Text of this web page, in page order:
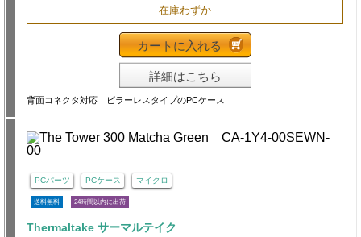
在庫わずか
カートに入れる
詳細はこちら
背面コネクタ対応 ピラーレスタイプのPCケース
PCパーツ PCケース マイクロ
送料無料 24時間以内に出荷
Thermaltake サーマルテイク